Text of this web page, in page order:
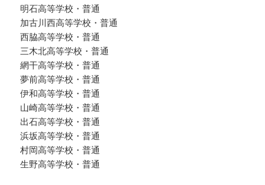
明石高等学校・普通
加古川西高等学校・普通
西脇高等学校・普通
三木北高等学校・普通
網干高等学校・普通
夢前高等学校・普通
伊和高等学校・普通
山崎高等学校・普通
出石高等学校・普通
浜坂高等学校・普通
村岡高等学校・普通
生野高等学校・普通